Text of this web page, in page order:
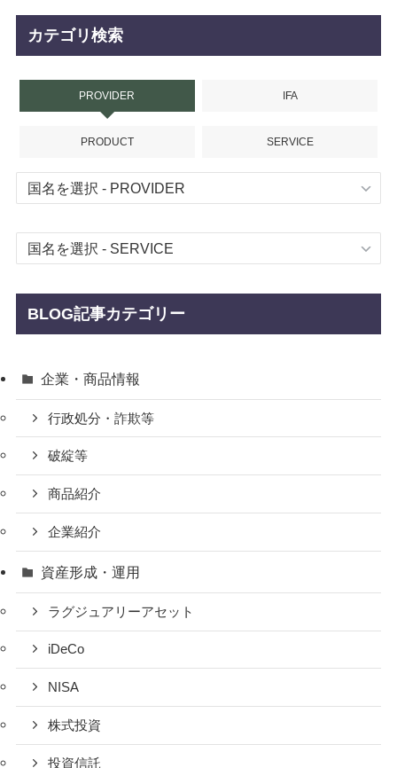
カテゴリ検索
PROVIDER IFA
PRODUCT SERVICE
BLOG記事カテゴリー
企業・商品情報
行政処分・詐欺等
破綻等
商品紹介
企業紹介
資産形成・運用
ラグジュアリーアセット
iDeCo
NISA
株式投資
投資信託